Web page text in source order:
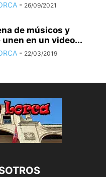
- 26/09/2021
de músicos y
en un video...
- 22/03/2019